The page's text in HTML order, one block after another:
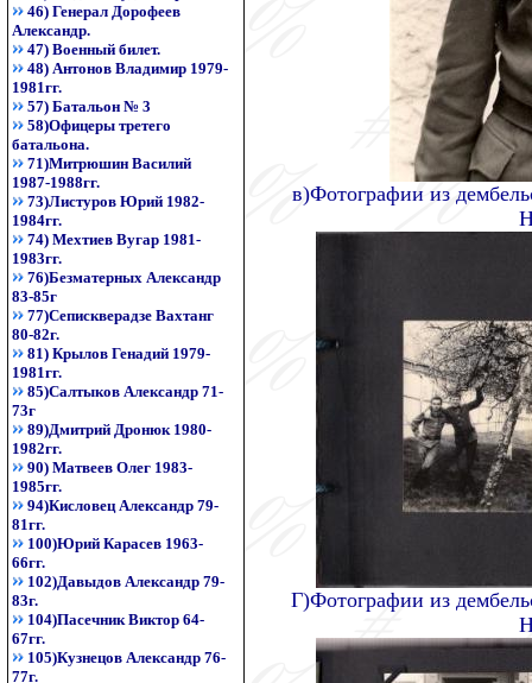
46) Генерал Дорофеев
Александр.
47) Военный билет.
48) Антонов Владимир 1979-
1981гг.
57) Батальон № 3
58)Офицеры третего
батальона.
71)Митрюшин Василий
1987-1988гг.
73)Листуров Юрий 1982-
1984гг.
74) Мехтиев Вугар 1981-
1983гг.
76)Безматерных Александр
83-85г
77)Сепискверадзе Вахтанг
80-82г.
81) Крылов Генадий 1979-
1981гг.
85)Салтыков Александр 71-
73г
89)Дмитрий Дронюк 1980-
1982гг.
90) Матвеев Олег 1983-
1985гг.
94)Кисловец Александр 79-
81гг.
100)Юрий Карасев 1963-
66гг.
102)Давыдов Александр 79-
83г.
104)Пасечник Виктор 64-
67гг.
105)Кузнецов Александр 76-
77г.
в)Фотографии из
Г)Фотографии из